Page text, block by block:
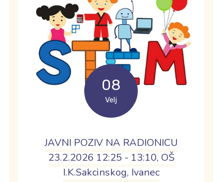
08
Velj
JAVNI POZIV NA RADIONICU
23.2.2026 12:25 - 13:10, OŠ
I.K.Sakcinskog, Ivanec